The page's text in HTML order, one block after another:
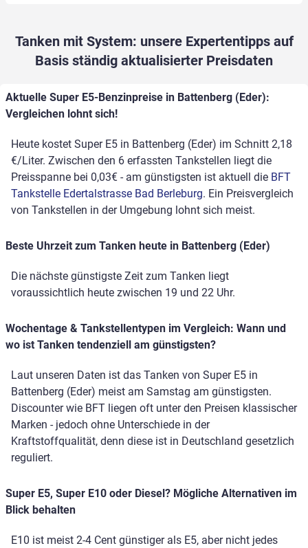
Tanken mit System: unsere Expertentipps auf
Basis ständig aktualisierter Preisdaten
Aktuelle Super E5-Benzinpreise in Battenberg (Eder):
Vergleichen lohnt sich!
Heute kostet Super E5 in Battenberg (Eder) im Schnitt 2,18
€/Liter. Zwischen den 6 erfassten Tankstellen liegt die
Preisspanne bei 0,03€ - am günstigsten ist aktuell die BFT
Tankstelle Edertalstrasse Bad Berleburg. Ein Preisvergleich
von Tankstellen in der Umgebung lohnt sich meist.
Beste Uhrzeit zum Tanken heute in Battenberg (Eder)
Die nächste günstigste Zeit zum Tanken liegt
voraussichtlich heute zwischen 19 und 22 Uhr.
Wochentage & Tankstellentypen im Vergleich: Wann und
wo ist Tanken tendenziell am günstigsten?
Laut unseren Daten ist das Tanken von Super E5 in
Battenberg (Eder) meist am Samstag am günstigsten.
Discounter wie BFT liegen oft unter den Preisen klassischer
Marken - jedoch ohne Unterschiede in der
Kraftstoffqualität, denn diese ist in Deutschland gesetzlich
reguliert.
Super E5, Super E10 oder Diesel? Mögliche Alternativen im
Blick behalten
E10 ist meist 2-4 Cent günstiger als E5, aber nicht jedes